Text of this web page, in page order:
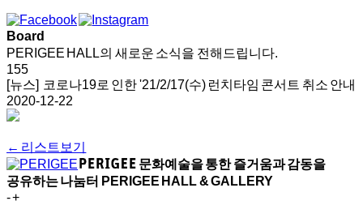
Board
PERIGEE HALL의 새로운 소식을 전해드립니다.
155
[뉴스] 코로나19로 인한 '21/2/17(수) 런치타임 콘서트 취소 안내
2020-12-22
← 리스트보기
문화예술을 통한 즐거움과 감동을
공유하는 나눔터 PERIGEE HALL & GALLERY
-+